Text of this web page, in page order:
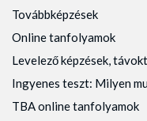
Továbbképzések
Online tanfolyamok
Levelező képzések,
Ingyenes teszt: Milyen
TBA online tanfolyamok